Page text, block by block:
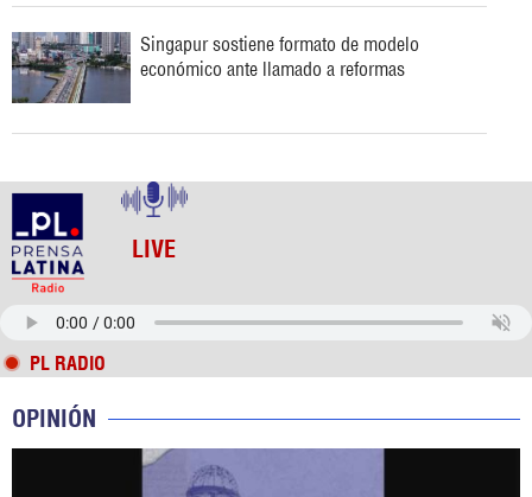
Singapur sostiene formato de modelo
económico ante llamado a reformas
LIVE
PL RADIO
OPINIÓN